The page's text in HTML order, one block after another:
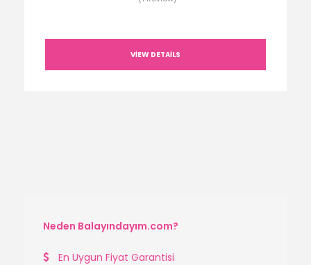
VIEW DETAILS
Neden Balayındayım.com?
En Uygun Fiyat Garantisi